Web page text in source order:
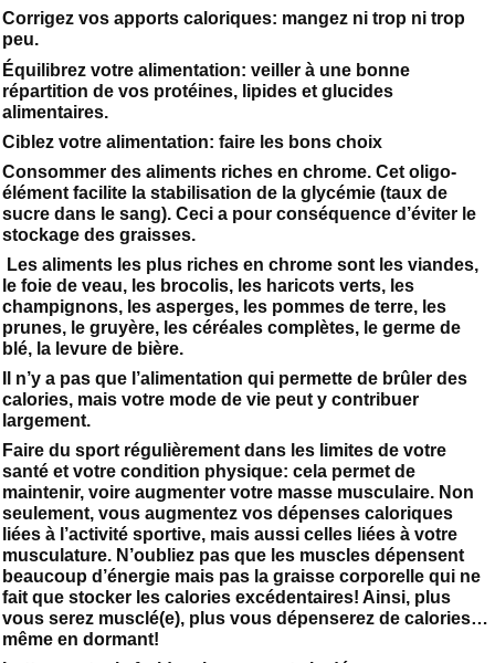
Corrigez vos apports caloriques: mangez ni trop ni trop
peu.
Équilibrez votre alimentation: veiller à une bonne
répartition de vos protéines, lipides et glucides
alimentaires.
Ciblez votre alimentation: faire les bons choix
Consommer des aliments riches en chrome. Cet oligo-
élément facilite la stabilisation de la glycémie (taux de
sucre dans le sang). Ceci a pour conséquence d’éviter le
stockage des graisses.
Les aliments les plus riches en chrome sont les viandes,
le foie de veau, les brocolis, les haricots verts, les
champignons, les asperges, les pommes de terre, les
prunes, le gruyère, les céréales complètes, le germe de
blé, la levure de bière.
Il n’y a pas que l’alimentation qui permette de brûler des
calories, mais votre mode de vie peut y contribuer
largement.
Faire du sport régulièrement dans les limites de votre
santé et votre condition physique: cela permet de
maintenir, voire augmenter votre masse musculaire. Non
seulement, vous augmentez vos dépenses caloriques
liées à l’activité sportive, mais aussi celles liées à votre
musculature. N’oubliez pas que les muscles dépensent
beaucoup d’énergie mais pas la graisse corporelle qui ne
fait que stocker les calories excédentaires! Ainsi, plus
vous serez musclé(e), plus vous dépenserez de calories…
même en dormant!